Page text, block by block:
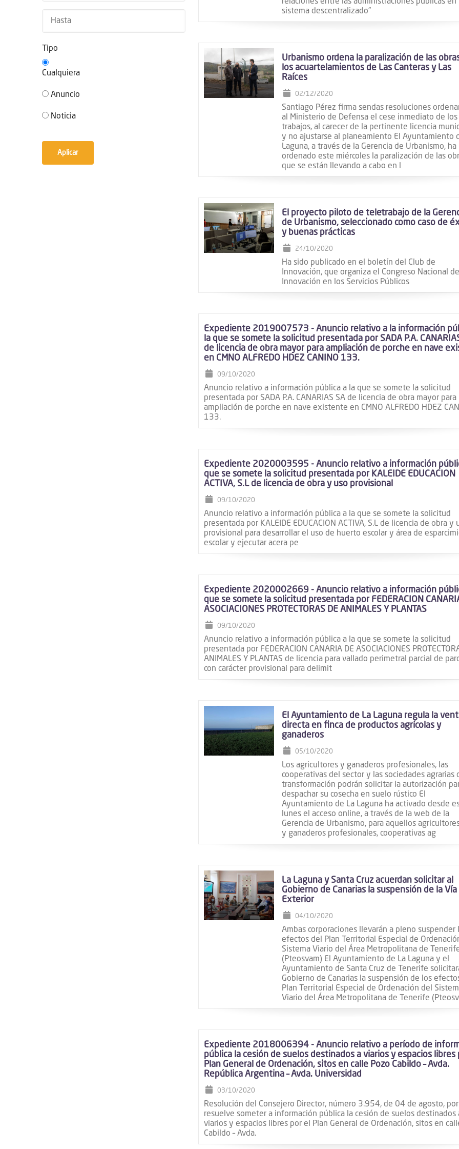
Tipo
Cualquiera
Anuncio
Noticia
sistema descentralizado”
Urbanismo ordena la paralización de las
los acuartelamientos de Las Canteras y Las
Raíces
02/12/2020
Santiago Pérez firma sendas resoluciones
al Ministerio de Defensa el cese inmediato de los
trabajos, al carecer de la pertinente licencia
y no ajustarse al planeamiento El Ayuntamiento
Laguna, a través de la Gerencia de Urbanismo, ha
ordenado este miércoles la paralización de las
que se están llevando a cabo en l
El proyecto piloto de teletrabajo de la
de Urbanismo, seleccionado como caso de
y buenas prácticas
24/10/2020
Ha sido publicado en el boletín del Club de
Innovación, que organiza el Congreso Nacional de
Innovación en los Servicios Públicos
Expediente 2019007573 - Anuncio relativo a la información
la que se somete la solicitud presentada por SADA P.A.
de licencia de obra mayor para ampliación de porche en nave
en CMNO ALFREDO HDEZ CANINO 133.
09/10/2020
Anuncio relativo a información pública a la que se somete la solicitud
presentada por SADA P.A. CANARIAS SA de licencia de obra mayor para
ampliación de porche en nave existente en CMNO ALFREDO HDEZ
133.
Expediente 2020003595 - Anuncio relativo a información
que se somete la solicitud presentada por KALEIDE EDUCACION
ACTIVA, S.L de licencia de obra y uso provisional
09/10/2020
Anuncio relativo a información pública a la que se somete la solicitud
presentada por KALEIDE EDUCACION ACTIVA, S.L de licencia de obra y
provisional para desarrollar el uso de huerto escolar y área de
escolar y ejecutar acera pe
Expediente 2020002669 - Anuncio relativo a información
que se somete la solicitud presentada por FEDERACION
ASOCIACIONES PROTECTORAS DE ANIMALES Y PLANTAS
09/10/2020
Anuncio relativo a información pública a la que se somete la solicitud
presentada por FEDERACION CANARIA DE ASOCIACIONES
ANIMALES Y PLANTAS de licencia para vallado perimetral parcial de
con carácter provisional para delimit
El Ayuntamiento de La Laguna regula la
directa en finca de productos agrícolas y
ganaderos
05/10/2020
Los agricultores y ganaderos profesionales, las
cooperativas del sector y las sociedades agrarias
transformación podrán solicitar la autorización
despachar su cosecha en suelo rústico El
Ayuntamiento de La Laguna ha activado desde
lunes el acceso online, a través de la web de la
Gerencia de Urbanismo, para aquellos
y ganaderos profesionales, cooperativas ag
La Laguna y Santa Cruz acuerdan solicitar al
Gobierno de Canarias la suspensión de la Vía
Exterior
04/10/2020
Ambas corporaciones llevarán a pleno suspender
efectos del Plan Territorial Especial de
Sistema Viario del Área Metropolitana de
(Pteosvam) El Ayuntamiento de La Laguna y el
Ayuntamiento de Santa Cruz de Tenerife
Gobierno de Canarias la suspensión de los
Plan Territorial Especial de Ordenación del
Viario del Área Metropolitana de Tenerife
Expediente 2018006394 - Anuncio relativo a período de
pública la cesión de suelos destinados a viarios y espacios libres
Plan General de Ordenación, sitos en calle Pozo Cabildo – Avda.
República Argentina – Avda. Universidad
03/10/2020
Resolución del Consejero Director, número 3.954, de 04 de agosto,
resuelve someter a información pública la cesión de suelos destinados
viarios y espacios libres por el Plan General de Ordenación, sitos en
Cabildo – Avda.